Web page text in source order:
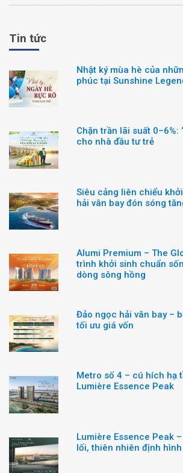
Tin tức
Nhật ký mùa hè của
phúc tại Sunshine
Chặn trần lãi suất 0–6%:
cho nhà đầu tư trẻ
Siêu cảng liên chiểu
hải vân bay đón sóng
Alumi Premium – The
trình khởi sinh chuẩn
dòng sông hồng
Đảo ngọc hải vân bay –
tối ưu giá vốn
Metro số 4 – cú hích hạ
Lumière Essence Peak
Lumière Essence Peak
lối, thiên nhiên định